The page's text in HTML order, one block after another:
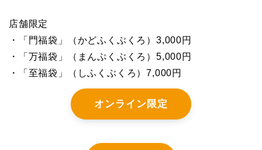
店舗限定
・「門福袋」（かどふくぶくろ）3,000円
・「万福袋」（まんぷくぶくろ）5,000円
・「至福袋」（しふくぶくろ）7,000円
オンライン限定